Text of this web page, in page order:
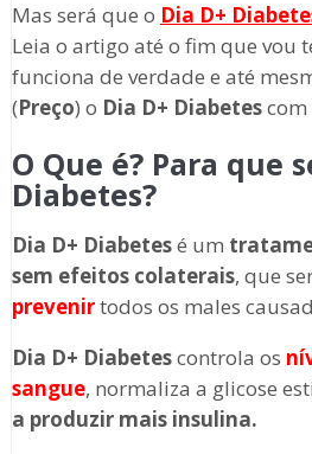
Mas será que o Dia D+
Leia o artigo até o fim que vou
funciona de verdade e até
(Preço) o Dia D+ Diabetescom
O Que é? Para que
Diabetes?
Dia D+ Diabetesé um
sem efeitos colaterais, que
prevenirtodos os males
Dia D+ Diabetescontrola os
sangue, normaliza a glicose
a produzir mais insulina.